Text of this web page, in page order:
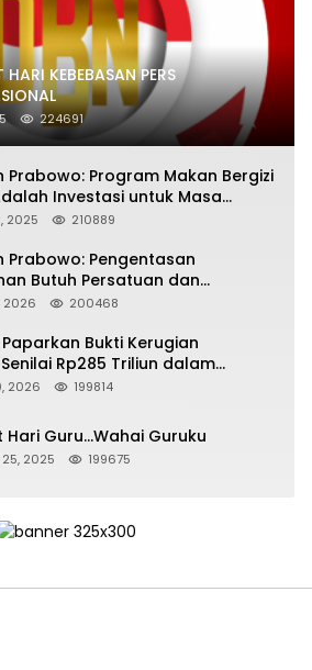
HARI KEBEBASAN PERS
224691
Prabowo: Program Makan Bergizi
Investasi untuk Masa
2025 210889
Prabowo: Pengentasan
Butuh Persatuan dan
yang Bertanggung Jawab
2026 200468
Paparkan Bukti Kerugian
Rp285 Triliun dalam
Korupsi PT Pertamina
2026 199814
Hari Guru…Wahai Guruku
2025 199675